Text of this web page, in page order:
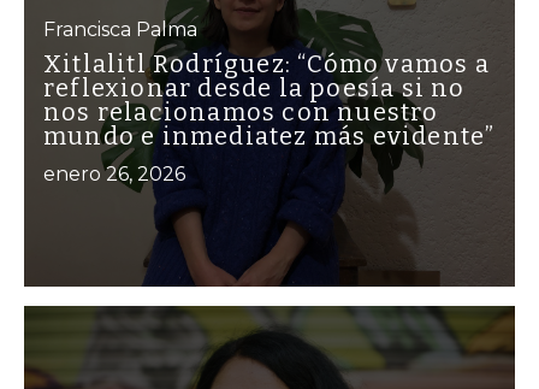
Francisca Palma
Xitlalitl Rodríguez: “Cómo vamos a
reflexionar desde la poesía si no
nos relacionamos con nuestro
mundo e inmediatez más evidente”
enero 26, 2026